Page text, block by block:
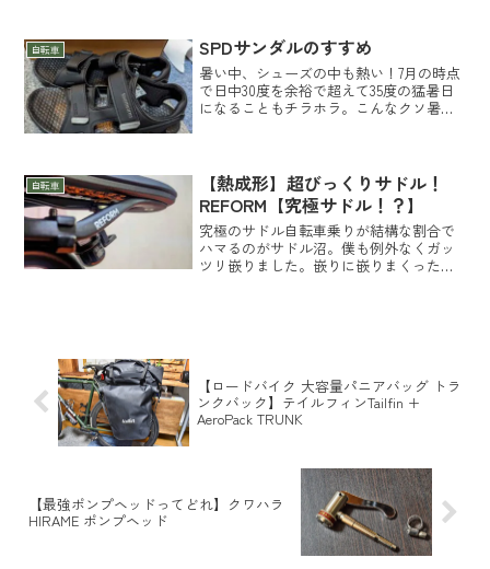
チョットした問題を抱えたままの人は意
外と多いんじゃないでしょ...
自転車 SPDサンダルのすすめ
暑い中、シューズの中も熱い！7月の時点
で日中30度を余裕で超えて35度の猛暑日
になることもチラホラ。こんなクソ暑い
かなんないの？って...
自転車
【熱成形】超びっくりサドル！
REFORM【究極サドル！？】
究極のサドル自転車乗りが結構な割合で
ハマるのがサドル沼。僕も例外なくガッ
ツリ嵌りました。嵌りに嵌りまくった結
【ロードバイク 大容量パニアバッグ トラ
ンクバック】テイルフィンTailfin +
AeroPack TRUNK
【最強ポンプヘッドってどれ】クワハラ
HIRAME ポンプヘッド